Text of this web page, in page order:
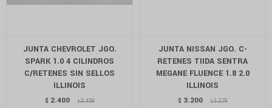
JUNTA CHEVROLET JGO.
SPARK 1.0 4 CILINDROS
C/RETENES SIN SELLOS
ILLINOIS
$ 2.400 $2.459
JUNTA NISSAN JGO. C-
RETENES TIIDA SENTRA
MEGANE FLUENCE 1.8 2.0
ILLINOIS
$ 3.200 $3.279